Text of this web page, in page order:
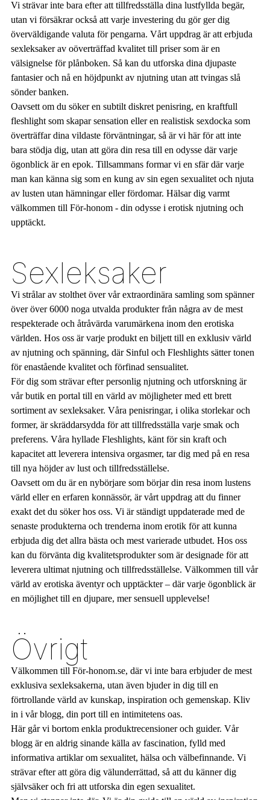
Vi strävar inte bara efter att tillfredsställa dina lustfyllda begär,
utan vi försäkrar också att varje investering du gör ger dig
överväldigande valuta för pengarna. Vårt uppdrag är att erbjuda
sexleksaker av oöverträffad kvalitet till priser som är en
välsignelse för plånboken. Så kan du utforska dina djupaste
fantasier och nå en höjdpunkt av njutning utan att tvingas slå
sönder banken.
Oavsett om du söker en subtilt diskret penisring, en kraftfull
fleshlight som skapar sensation eller en realistisk sexdocka som
överträffar dina vildaste förväntningar, så är vi här för att inte
bara stödja dig, utan att göra din resa till en odysse där varje
ögonblick är en epok. Tillsammans formar vi en sfär där varje
man kan känna sig som en kung av sin egen sexualitet och njuta
av lusten utan hämningar eller fördomar. Hälsar dig varmt
välkommen till För-honom - din odysse i erotisk njutning och
upptäckt.
Sexleksaker
Vi strålar av stolthet över vår extraordinära samling som spänner
över över 6000 noga utvalda produkter från några av de mest
respekterade och åtråvärda varumärkena inom den erotiska
världen. Hos oss är varje produkt en biljett till en exklusiv värld
av njutning och spänning, där Sinful och Fleshlights sätter tonen
för enastående kvalitet och förfinad sensualitet.
För dig som strävar efter personlig njutning och utforskning är
vår butik en portal till en värld av möjligheter med ett brett
sortiment av sexleksaker. Våra penisringar, i olika storlekar och
former, är skräddarsydda för att tillfredsställa varje smak och
preferens. Våra hyllade Fleshlights, känt för sin kraft och
kapacitet att leverera intensiva orgasmer, tar dig med på en resa
till nya höjder av lust och tillfredsställelse.
Oavsett om du är en nybörjare som börjar din resa inom lustens
värld eller en erfaren konnässör, är vårt uppdrag att du finner
exakt det du söker hos oss. Vi är ständigt uppdaterade med de
senaste produkterna och trenderna inom erotik för att kunna
erbjuda dig det allra bästa och mest varierade utbudet. Hos oss
kan du förvänta dig kvalitetsprodukter som är designade för att
leverera ultimat njutning och tillfredsställelse. Välkommen till vår
värld av erotiska äventyr och upptäckter – där varje ögonblick är
en möjlighet till en djupare, mer sensuell upplevelse!
Övrigt
Välkommen till För-honom.se, där vi inte bara erbjuder de mest
exklusiva sexleksakerna, utan även bjuder in dig till en
förtrollande värld av kunskap, inspiration och gemenskap. Kliv
in i vår blogg, din port till en intimitetens oas.
Här går vi bortom enkla produktrecensioner och guider. Vår
blogg är en aldrig sinande källa av fascination, fylld med
informativa artiklar om sexualitet, hälsa och välbefinnande. Vi
strävar efter att göra dig välunderrättad, så att du känner dig
självsäker och fri att utforska din egen sexualitet.